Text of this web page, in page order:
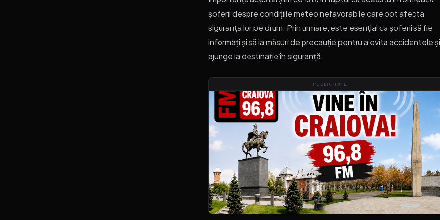
șoferii despre condițiile meteo nefavorabile care pot afecta
siguranța lor pe drum. Prin urmare, este esențial ca șoferii să fie
informați și să ia măsuri de precauție pentru a evita accidentele
ajunge la destinație în siguranță.
PUBLICITATE